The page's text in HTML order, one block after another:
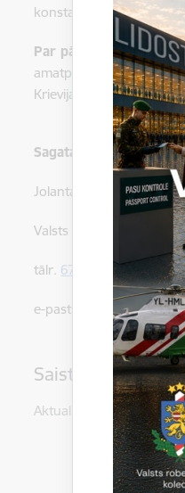
konstatēti 5 personām -
Par pārkāpumiem
amatpersonas saukušas
Krievijas un 1 Ukrainas
Sagatavoja:
Jolanta Babiško
Valsts robežsardzes
tālr. 67075617 , mob.
e-pasts:
Saistītas tēmas
Aktualitātes: Statistika